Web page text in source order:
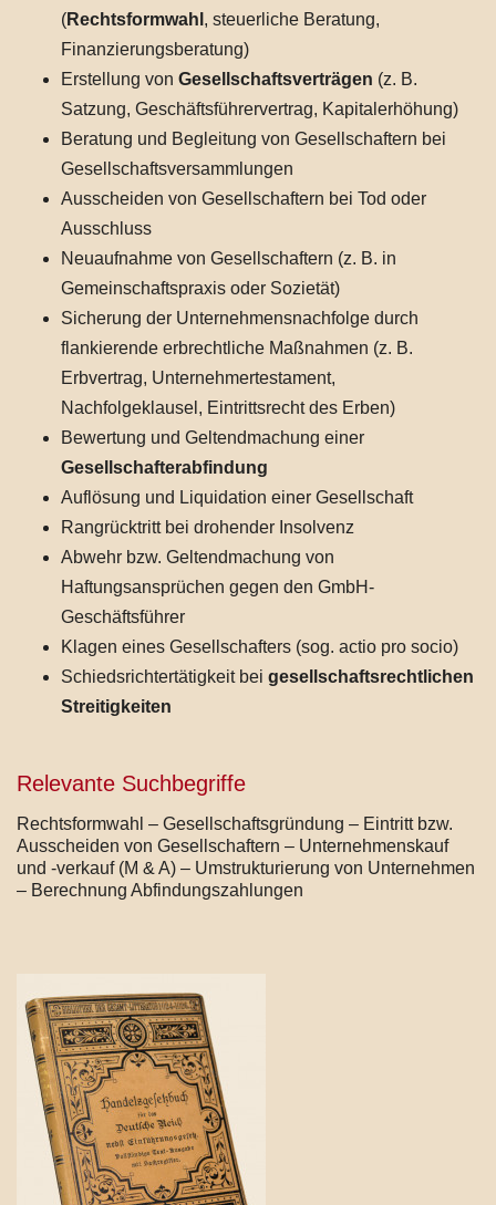
(Rechtsformwahl , steuerliche Beratung,
Finanzierungsberatung)
Erstellung von Gesellschaftsverträgen (z. B.
Satzung, Geschäftsführervertrag, Kapitalerhöhung)
Beratung und Begleitung von Gesellschaftern bei
Gesellschaftsversammlungen
Ausscheiden von Gesellschaftern bei Tod oder
Ausschluss
Neuaufnahme von Gesellschaftern (z. B. in
Gemeinschaftspraxis oder Sozietät)
Sicherung der Unternehmensnachfolge durch
flankierende erbrechtliche Maßnahmen (z. B.
Erbvertrag, Unternehmertestament,
Nachfolgeklausel, Eintrittsrecht des Erben)
Bewertung und Geltendmachung einer
Gesellschafterabfindung
Auflösung und Liquidation einer Gesellschaft
Rangrücktritt bei drohender Insolvenz
Abwehr bzw. Geltendmachung von
Haftungsansprüchen gegen den GmbH-
Geschäftsführer
Klagen eines Gesellschafters (sog. actio pro socio)
Schiedsrichtertätigkeit bei gesellschaftsrechtlichen
Streitigkeiten
Relevante Suchbegriffe
Rechtsformwahl – Gesellschaftsgründung – Eintritt bzw.
Ausscheiden von Gesellschaftern – Unternehmenskauf
und -verkauf (M & A) – Umstrukturierung von Unternehmen
– Berechnung Abfindungszahlungen